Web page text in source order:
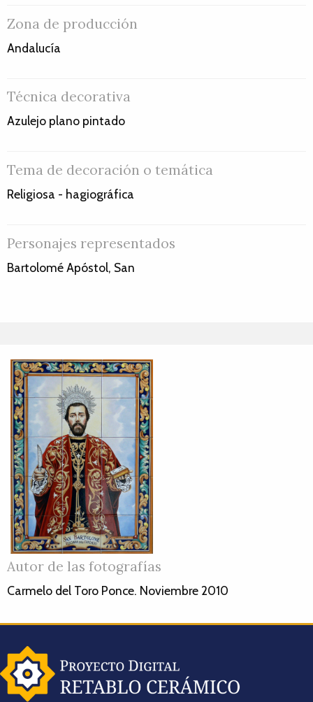
Zona de producción
Andalucía
Técnica decorativa
Azulejo plano pintado
Tema de decoración o temática
Religiosa - hagiográfica
Personajes representados
Bartolomé Apóstol, San
Autor de las fotografías
Carmelo del Toro Ponce. Noviembre 2010